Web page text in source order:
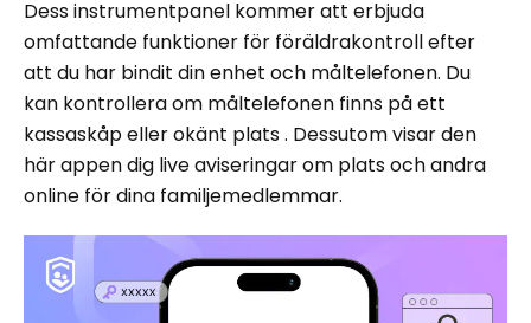
Dess instrumentpanel kommer att erbjuda
omfattande funktioner för föräldrakontroll efter
att du har bindit din enhet och måltelefonen. Du
kan kontrollera om måltelefonen finns på ett
kassaskåp eller okänt plats . Dessutom visar den
här appen dig live aviseringar om plats och andra
online för dina familjemedlemmar.